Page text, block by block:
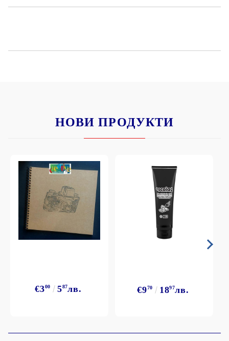
НОВИ ПРОДУКТИ
€300 587лв. €970 1897лв.